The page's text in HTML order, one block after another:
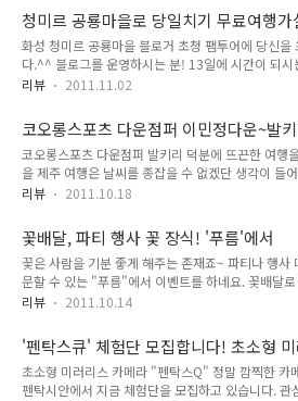
진가 중에 한분으로.. 소나무라는 소재로 작품을 하고
소나무 작품이 ..
아색이나 뭐 다른걸로 바꿔주면 되겠지이! 위 사진 속
위 풍경이다. 그렇다. 새 책상 생겼다고 자랑하는거다.
헤헤헤^^* 고마워 미하,지혜! ##. 그리고 영원한 순수
이트 렌즈.. 화이트렌즈는 화이트바디와 원래 한몸인
뿜어내주시고 계시다. 어떤 그립을 끼워도 잘 어울린
들어요. 무엇보다 가격이 비싸진 않아서 좋아요.ㅎㅎ
가 31만..
청미르 공룡마을로 당일치기 무료여행가
집합니다^^
화성 청미르 공룡마을 블로거 초청 팸투어에 당신을
다.^^ 블로그를 운영하시는 분! 13일에 시간이 되시
오셔서 후기를 작성해주실 분! 제공 내역은 : 전 일정
다. 서둘러 신청해주세요~ 6분 모집하겠습니다. 아래
청바랍니다. 기타 문의도 메일로 주세요 :)
wain7th@naver.com
리뷰 2011.11.02
코오롱스포츠 다운점퍼 이민정다운~발
제주도 다녀왔지요^^
코오롱스포츠 다운점퍼 발키리 덕분에 뜨끈한 여행
을 제주 여행은 날씨를 종잡을 수 없겠단 생각이 들
생각에 챙겨갔던 오리털파카~ 이거 없었으면 몇날 밤
어지면 기온도 급격히 같이 떨어져서... 어떤 날은 정
추웠거든요~ 해질녘에 모슬포항에 도착했는데... 석
려는데~ 완전 추워서...차에 있던 코오롱스포츠 다운
리!!를 꺼내어 슈슉 입었습니다. 2011년 신상인데~
랐어용. 작년엔 블랙을 잘 입고 다녔는데 올해는 겨울
블랙색상 열심히 입고 다녔던 모습...ㅎㅎ] 나중에 안
이민정씨도 그린..
리뷰 2011.10.18
꽃배달, 파티 행사 꽃 장식! '푸름'에서
꽃은 사람을 기분 좋게 해주는 존재죠~ 파티나 행사
문할 수 있는 "푸름"에서 이벤트를 하네요. 꽃배달
사람의 기분을 좋게 해줄 때도 좋을 것 같아요!! 이벤
꽃을 보면.. 저도 배우고 싶어져요+_+언젠가 배우고
름 카페 주소! http://cafe.naver.com/
리뷰 2011.10.14
'펜탁스큐' 체험단 모집합니다! 초소형
카메라 pentax Q
초소형 미러리스 카메라 "펜탁스Q" 정말 깜찍한 카
펜탁시안에서 지금 체험단을 모집하고 있습니다. 관